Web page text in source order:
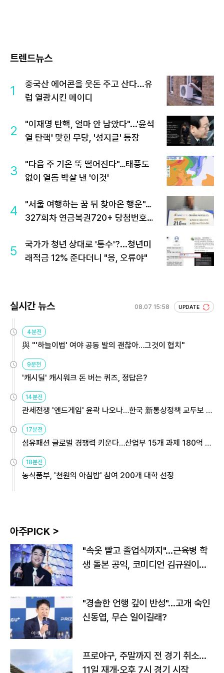
트렌드뉴스
1
중국산 에어콘을 웃돈 주고 산다...유
럽 열광시킨 메이디
2
"이재명 탄핵, 얼마 안 남았다"...'윤석
열 탄핵' 맞힌 무당, '성지글' 등장
3
"다음 주 기온 뚝 떨어진다"…태풍도
없이 열돔 박살 낸 '이것'
4
"서울 여행하는 꿈 뒤 찾아온 행운"…
327회차 연금복권720+ 당첨번호조
5
국가가 청년 상대로 '통수'?...청년미
래적금 12% 준다더니 "응, 오류야"
실시간 뉴스 08.07 15:58 UPDATE
4분전
與 "'하늘이법' 여야 공동 발의 괜찮아…그것이 협치"
9분전
'캐시딜' 캐시워크 돈 버는 퀴즈, 정답은?
14분전
관세전쟁 '엔드게임' 윤곽 나오나…한국 新통상정책 교두보 활
용해야
17분전
섬유패션 글로벌 경쟁력 키운다…산업부 15개 과제 180억 지
원
18분전
농식품부, '천원의 아침밥' 참여 200개 대학 선정
아주PICK >
"속옷 빨고 졸업식까지"…근육병 학
생 돌본 공익, 코미디언 김규원이었
"경솔한 언행 깊이 반성"…고개 숙인
신동엽, 무슨 일이길래?
프로야구, 주말까지 전 경기 취소…
11일 재개·오후 7시 경기 시작